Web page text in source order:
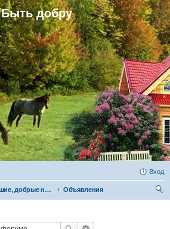
Быть добру
Вход
Хорошие, добрые новости и их распространение в обществе
Объявления